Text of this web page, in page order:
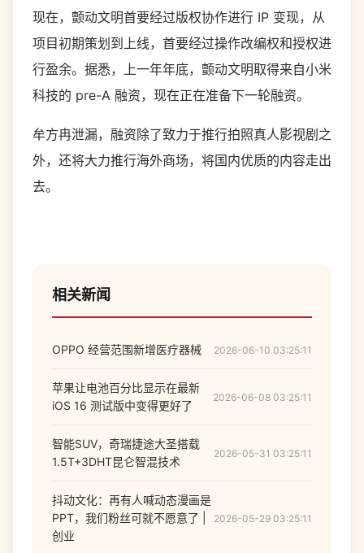
现在，颤动文明首要经过版权协作进行 IP 变现，从
项目初期策划到上线，首要经过操作改编权和授权进
行盈余。据悉，上一年年底，颤动文明取得来自小米
科技的 pre-A 融资，现在正在准备下一轮融资。
牟方冉泄漏，融资除了致力于推行拍照真人影视剧之
外，还将大力推行海外商场，将国内优质的内容走出
去。
相关新闻
OPPO 经营范围新增医疗器械 2026-06-10 03:25:11
苹果让电池百分比显示在最新
iOS 16 测试版中变得更好了
2026-06-08 03:25:11
智能SUV，奇瑞捷途大圣搭载
1.5T+3DHT昆仑智混技术
2026-05-31 03:25:11
抖动文化：再有人喊动态漫画是
PPT，我们粉丝可就不愿意了 |
创业
2026-05-29 03:25:11